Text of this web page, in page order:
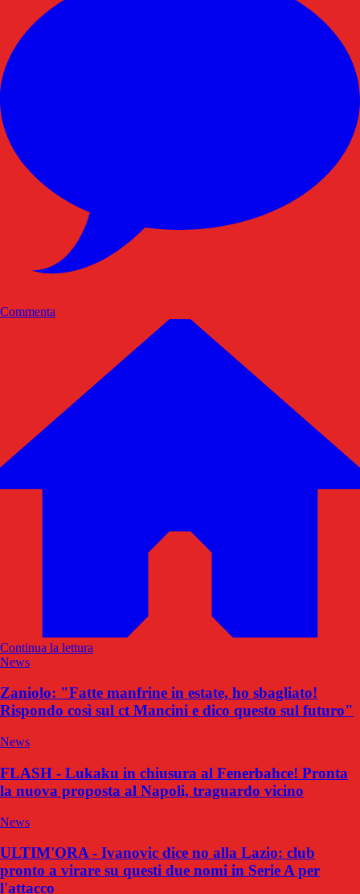
Commenta
Continua la lettura
News
Zaniolo: "Fatte manfrine in estate, ho sbagliato!
Rispondo così sul ct Mancini e dico questo sul futuro"
News
FLASH - Lukaku in chiusura al Fenerbahce! Pronta
la nuova proposta al Napoli, traguardo vicino
News
ULTIM'ORA - Ivanovic dice no alla Lazio: club
pronto a virare su questi due nomi in Serie A per
l'attacco